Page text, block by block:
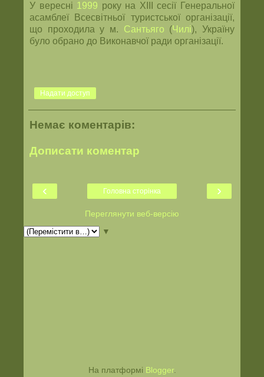
У вересні 1999 року на ХІІІ сесії Генеральної
асамблеї Всесвітньої туристської організації,
що проходила у м. Сантьяго (Чилі), Україну
було обрано до Виконавчої ради організації.
Надати доступ
Немає коментарів:
Дописати коментар
‹ ›
Головна сторінка
Переглянути веб-версію
▼
На платформі Blogger.